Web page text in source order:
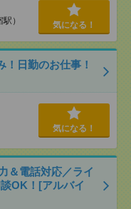
） 気になる！
日勤のお仕事！
気になる！
＆電話対応／ライ
OK！[アルバイ